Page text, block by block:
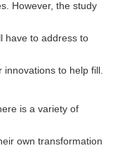
However, the study
have to address to
innovations to help fill.
is a variety of
own transformation